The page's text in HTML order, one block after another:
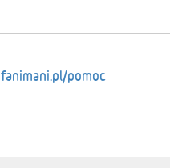
fanimani.pl/pomoc